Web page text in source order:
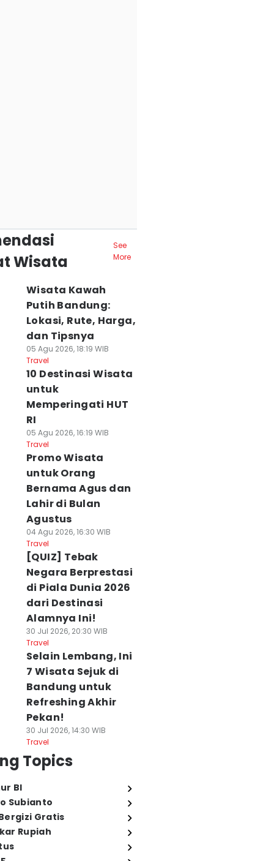
Wisata
See
More
Wisata Kawah
Putih Bandung:
Lokasi, Rute, Harga,
dan Tipsnya
05 Agu 2026, 18:19 WIB
Travel
10 Destinasi Wisata
untuk
Memperingati HUT
RI
05 Agu 2026, 16:19 WIB
Travel
Promo Wisata
untuk Orang
Bernama Agus dan
Lahir di Bulan
Agustus
04 Agu 2026, 16:30 WIB
Travel
[QUIZ] Tebak
Negara Berprestasi
di Piala Dunia 2026
dari Destinasi
Alamnya Ini!
30 Jul 2026, 20:30 WIB
Travel
Selain Lembang, Ini
7 Wisata Sejuk di
Bandung untuk
Refreshing Akhir
Pekan!
30 Jul 2026, 14:30 WIB
Travel
Topics
BI
Subianto
Gratis
Rupiah